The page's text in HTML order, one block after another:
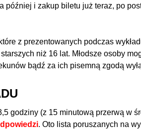
później i zakup biletu już teraz, po
z prezentowanych podczas
niż 16 lat. Młodsze osoby
bądź za ich pisemną zgodą
godziny (z 15 minutową przerwą w
. Oto lista poruszanych na